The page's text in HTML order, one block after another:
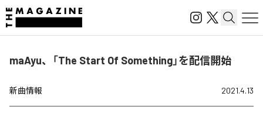
maAyu、「The Start Of Something」を配信開始
新曲情報 2021.4.13